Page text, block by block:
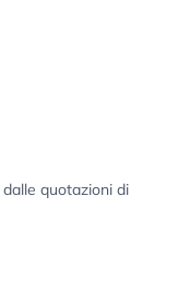
quotazioni di